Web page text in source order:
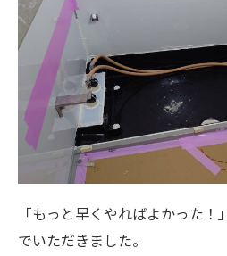
「もっと早くやればよかった
でいただきました。